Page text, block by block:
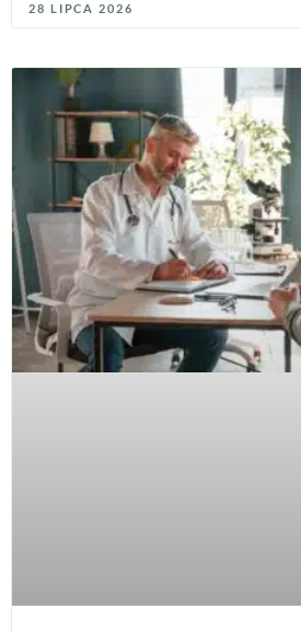
28 LIPCA 2026